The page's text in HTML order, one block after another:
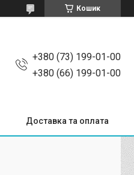
Кошик
+380 (73) 199-01-00
+380 (66) 199-01-00
Доставка та оплата